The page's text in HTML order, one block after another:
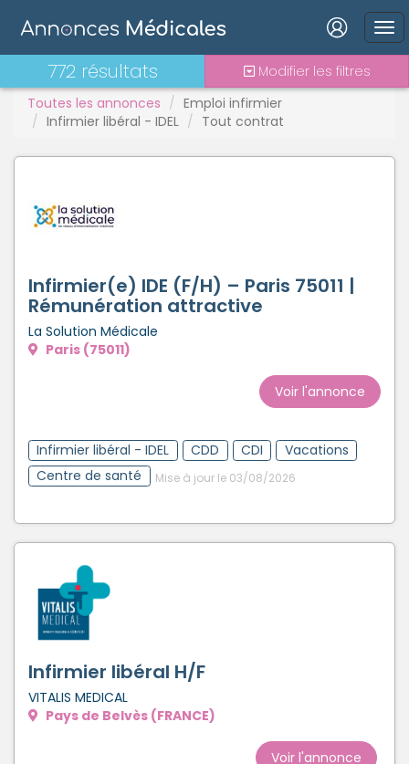
Connexion
Se connecter avec Facebook
Inscrivez-vous en un clic !
Toutes les annonces
Emploi infirmier
Infirmier libéral - IDEL
Tout contrat
772 résultats Modifier les filtres
PH
Stages - alternance
Statut TNS
Vacations
Infirmier(e) IDE (F/H) – Paris 75011 |
Rémunération attractive
La Solution Médicale
Paris (75011)
Voir l'annonce
Infirmier libéral - IDEL CDD CDI
Vacations
Centre de santé
Mise à jour le 03/08/2026
Infirmier libéral H/F
VITALIS MEDICAL
Pays de Belvès (FRANCE)
Voir l'annonce